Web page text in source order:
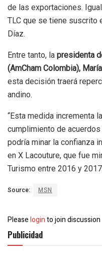
de las exportaciones.
TLC que se tiene suscrito
Díaz.
Entre tanto, la presidenta
(AmCham Colombia),
esta decisión traerá
andino.
“Esta medida incrementa
cumplimiento de
podría minar la confianza
en X Lacouture, que fue
Turismo entre 2016 y
Source: MSN
Pleaseloginto join discussion
Publicidad